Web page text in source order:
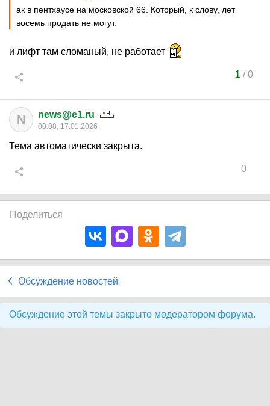
ак в пентхаусе на московской 66. Который, к слову, лет
восемь продать не могут.
и лифт там сломаный, не работает
1 /0
N news@e1.ru
00:08, 17.01.2026
Тема автоматически закрыта.
0
Поделиться
Обсуждение новостей
Обсуждение этой темы закрыто модератором форума.